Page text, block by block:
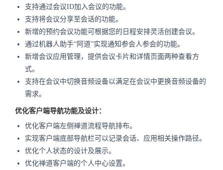
支持通过会议ID加入会议的功能。
支持将会议分享至会话的功能。
新增的预约会议功能可根据您的日程安排灵活创建会议。
通过机器人助手“阿道”实现通知参会人参会的功能。
新增会议应用管理，提供会议卡片和详情页面两种查看方
式。
支持在会议中切换音频设备以满足在会议中更换音频设备的
需求。
优化客户端导航功能及设计：
优化客户端左侧禅道流程导航排布。
实现客户端底部导航栏可以记录会话、应用相关操作路径。
优化个人状态的设计及展示。
优化禅道客户端的个人中心设置。